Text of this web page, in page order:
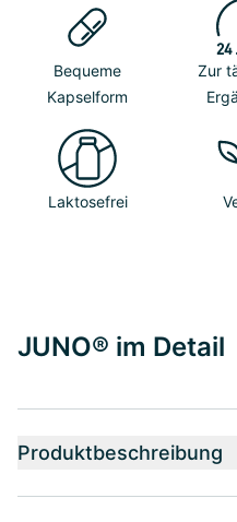
Bequeme
Kapselform
Zur
Laktosefrei
JUNO® im Detail
Produktbeschreibung